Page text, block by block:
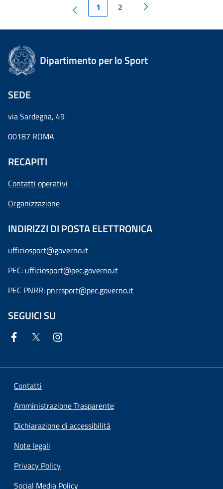
1 2
Dipartimento per lo Sport
SEDE
via Sardegna, 49
00187 ROMA
RECAPITI
Contatti operativi
Organizzazione
INDIRIZZI DI POSTA ELETTRONICA
ufficiosport@governo.it
PEC: ufficiosport@pec.governo.it
PEC PNRR: pnrrsport@pec.governo.it
SEGUICI SU
Contatti
Amministrazione Trasparente
Dichiarazione di accessibilità
Note legali
Privacy Policy
Social Media Policy